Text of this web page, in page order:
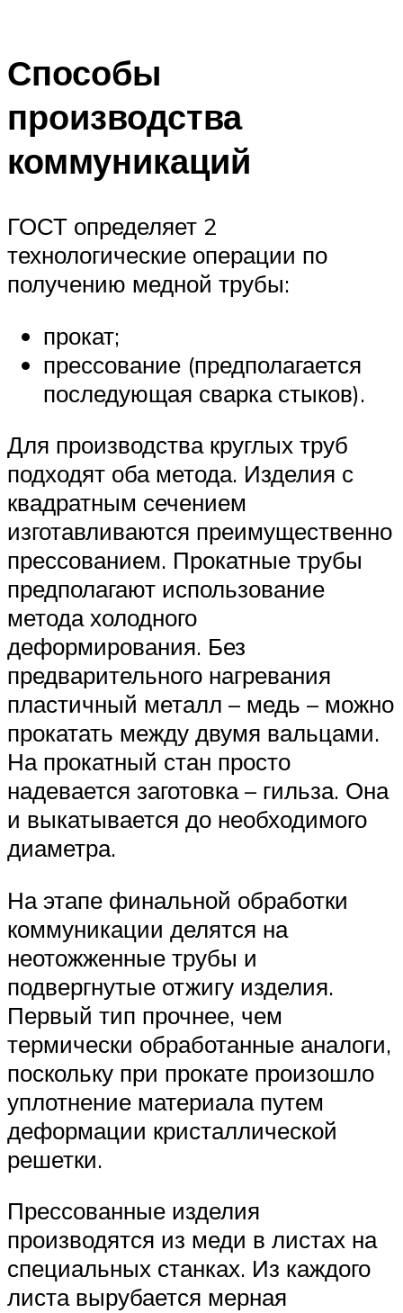
Способы
производства
коммуникаций
ГОСТ определяет 2
технологические операции по
получению медной трубы:
прокат;
прессование (предполагается
последующая сварка стыков).
Для производства круглых труб
подходят оба метода. Изделия с
квадратным сечением
изготавливаются преимущественно
прессованием. Прокатные трубы
предполагают использование
метода холодного
деформирования. Без
предварительного нагревания
пластичный металл – медь – можно
прокатать между двумя вальцами.
На прокатный стан просто
надевается заготовка – гильза. Она
и выкатывается до необходимого
диаметра.
На этапе финальной обработки
коммуникации делятся на
неотожженные трубы и
подвергнутые отжигу изделия.
Первый тип прочнее, чем
термически обработанные аналоги,
поскольку при прокате произошло
уплотнение материала путем
деформации кристаллической
решетки.
Прессованные изделия
производятся из меди в листах на
специальных станках. Из каждого
листа вырубается мерная